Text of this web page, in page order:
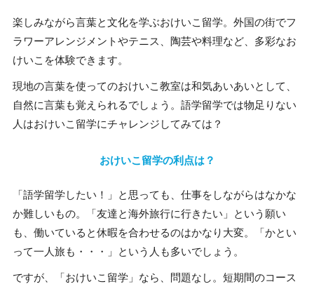
楽しみながら言葉と文化を学ぶおけいこ留学。外国の街でフ
ラワーアレンジメントやテニス、陶芸や料理など、多彩なお
けいこを体験できます。
現地の言葉を使ってのおけいこ教室は和気あいあいとして、
自然に言葉も覚えられるでしょう。語学留学では物足りない
人はおけいこ留学にチャレンジしてみては？
おけいこ留学の利点は？
「語学留学したい！」と思っても、仕事をしながらはなかな
か難しいもの。「友達と海外旅行に行きたい」という願い
も、働いていると休暇を合わせるのはかなり大変。「かとい
って一人旅も・・・」という人も多いでしょう。
ですが、「おけいこ留学」なら、問題なし。短期間のコース